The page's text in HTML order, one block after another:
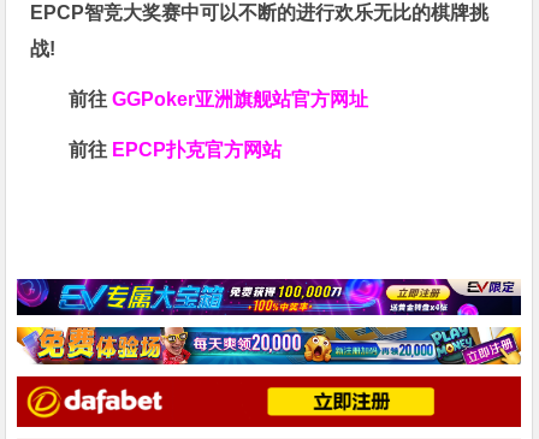
EPCP智竞大奖赛中可以不断的进行欢乐无比的棋牌挑
战!
前往GGPoker亚洲旗舰站官方网址
前往 EPCP扑克官方网站